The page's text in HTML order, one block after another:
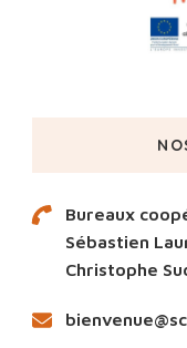
Bureaux
Sébastien
Christophe